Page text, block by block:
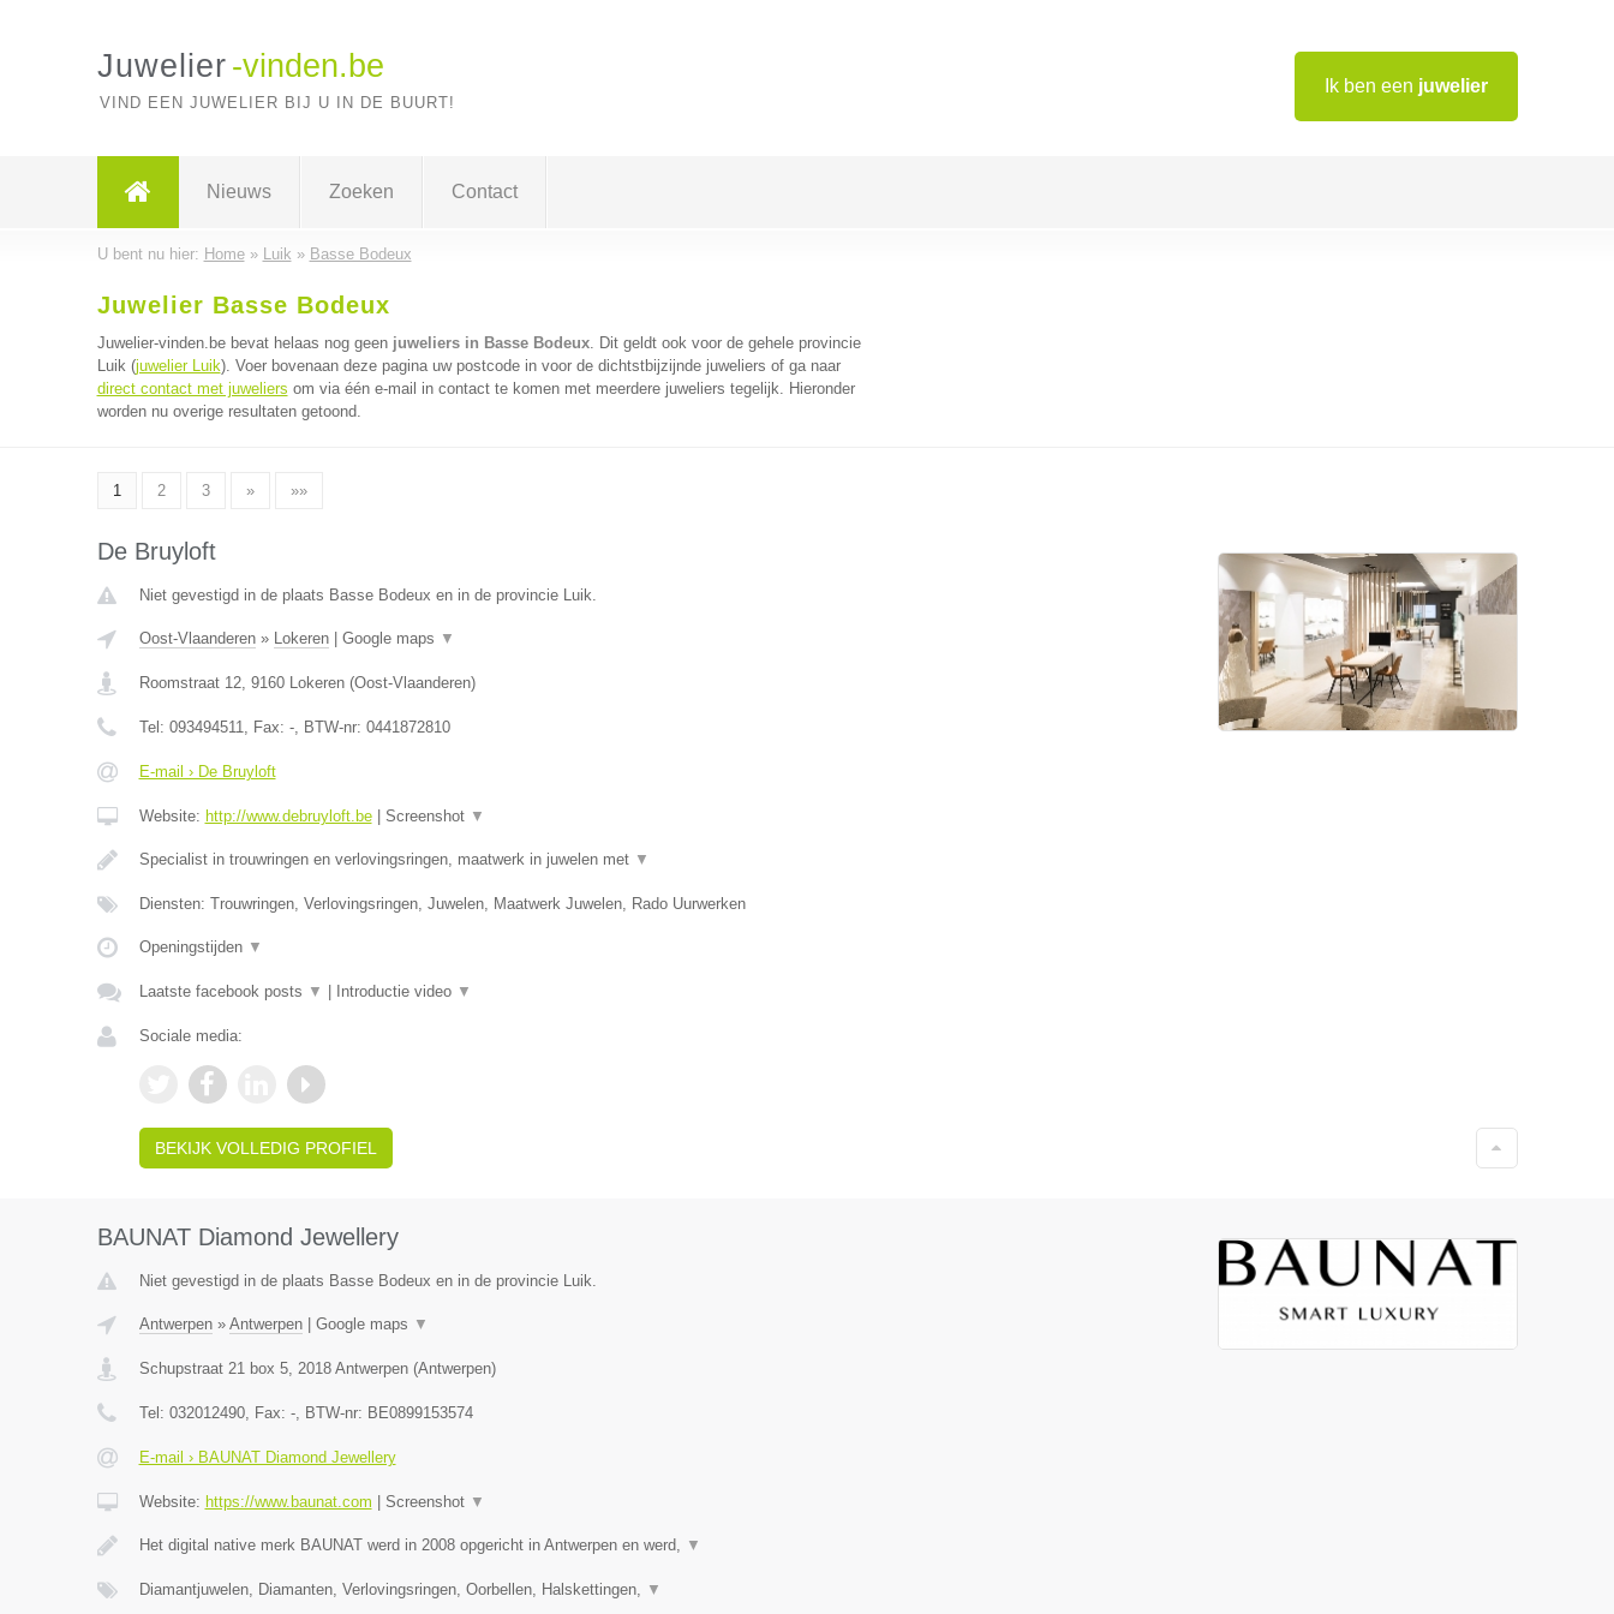
Ik ben een juwelier
Juwelier -vinden.be
VIND EEN JUWELIER BIJ U IN DE BUURT!
Nieuws Zoeken Contact
U bent nu hier: Home» Luik » Basse Bodeux
Juwelier Basse Bodeux
Juwelier-vinden.be bevat helaas nog geen juweliers in Basse Bodeux. Dit geldt ook voor de gehele provincie
Luik (juwelier Luik). Voer bovenaan deze pagina uw postcode in voor de dichtstbijzijnde juweliers of ga naar
direct contact met juweliers om via één e-mail in contact te komen met meerdere juweliers tegelijk. Hieronder
worden nu overige resultaten getoond.
1 2 3 » »»
De Bruyloft
Niet gevestigd in de plaats Basse Bodeux en in de provincie Luik.
Oost-Vlaanderen» Lokeren| Google maps ▼
Roomstraat 12, 9160 Lokeren(Oost-Vlaanderen)
Tel: 093494511, Fax: -, BTW-nr: 0441872810
E-mail › De Bruyloft
Website: http://www.debruyloft.be| Screenshot ▼
Specialist in trouwringen en verlovingsringen, maatwerk in juwelen met ▼
Diensten: Trouwringen, Verlovingsringen, Juwelen, Maatwerk Juwelen, Rado Uurwerken
Openingstijden ▼
Laatste facebook posts ▼ Introductie video ▼
Sociale media:
BEKIJK VOLLEDIG PROFIEL
BAUNAT Diamond Jewellery
Niet gevestigd in de plaats Basse Bodeux en in de provincie Luik.
Antwerpen» Antwerpen| Google maps ▼
Schupstraat 21 box 5, 2018 Antwerpen(Antwerpen)
Tel: 032012490, Fax: -, BTW-nr: BE0899153574
E-mail › BAUNAT Diamond Jewellery
Website: https://www.baunat.com Screenshot ▼
Het digital native merk BAUNAT werd in 2008 opgericht in Antwerpen en werd, ▼
Diamantjuwelen, Diamanten, Verlovingsringen, Oorbellen, Halskettingen, ▼